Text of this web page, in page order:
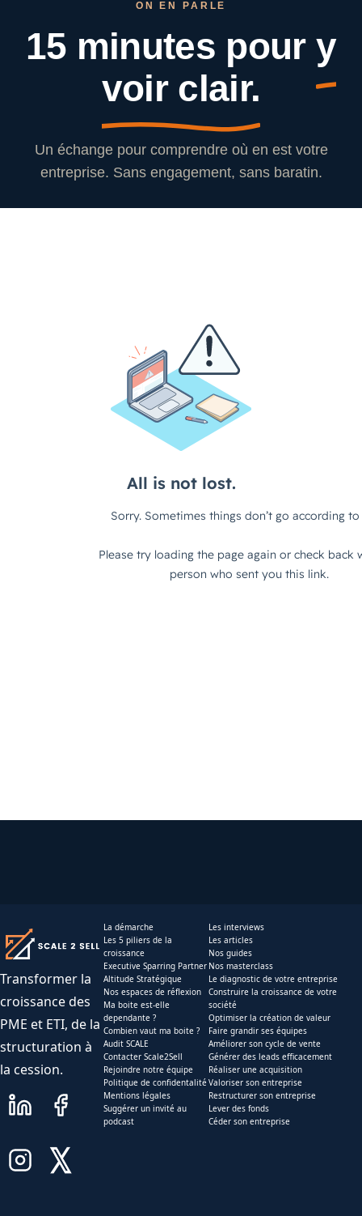
ON EN PARLE
15 minutes pour y
voir clair.
Un échange pour comprendre où en est votre
entreprise. Sans engagement, sans baratin.
Transformer la
croissance des
PME et ETI, de la
structuration à
la cession.
La démarche
Les 5 piliers de la
croissance
Executive Sparring Partner
Altitude Stratégique
Nos espaces de réflexion
Ma boite est-elle
dependante ?
Combien vaut ma boite ?
Audit SCALE
Contacter Scale2Sell
Rejoindre notre équipe
Politique de confidentalité
Mentions légales
Suggérer un invité au
podcast
Les interviews
Les articles
Nos guides
Nos masterclass
Le diagnostic de votre entreprise
Construire la croissance de votre
société
Optimiser la création de valeur
Faire grandir ses équipes
Améliorer son cycle de vente
Générer des leads efficacement
Réaliser une acquisition
Valoriser son entreprise
Restructurer son entreprise
Lever des fonds
Céder son entreprise